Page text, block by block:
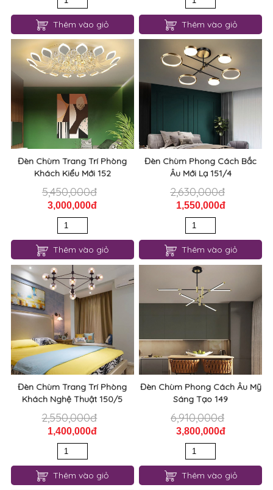
Thêm vào giỏ Thêm vào giỏ
Đèn Chùm Trang Trí Phòng
Khách Kiểu Mới 152
5,450,000đ
3,000,000đ
Thêm vào giỏ
Đèn Chùm Phong Cách Bắc
Âu Mới Lạ 151/4
2,630,000đ
1,550,000đ
Thêm vào giỏ
Đèn Chùm Trang Trí Phòng
Khách Nghệ Thuật 150/5
2,550,000đ
1,400,000đ
Thêm vào giỏ
Đèn Chùm Phong Cách Âu Mỹ
Sáng Tạo 149
6,910,000đ
3,800,000đ
Thêm vào giỏ